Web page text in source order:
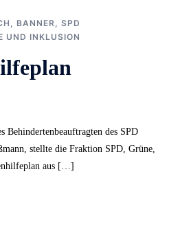
, BANNER, SPD
UND INKLUSION
Behindertenbeauftragten des SPD
stellte die Fraktion SPD, Grüne,
aus […]